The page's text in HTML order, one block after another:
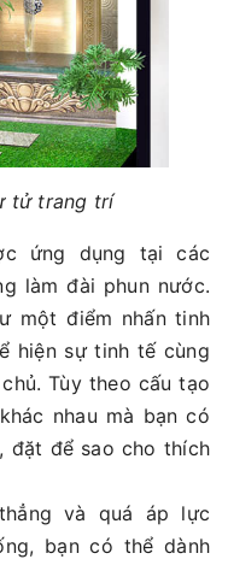
tử trang trí
ứng dụng tại các
làm đài phun nước.
một điểm nhấn tinh
hiện sự tinh tế cùng
Tùy theo cấu tạo
nhau mà bạn có
đặt để sao cho thích
và quá áp lực
bạn có thể dành